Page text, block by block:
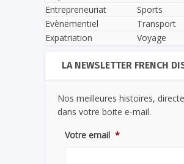
Entrepreneuriat
Evènementiel
Expatriation
Sports
Transport
Voyage
LA NEWSLETTER FRENCH
Nos meilleures histoires,
dans votre boite e-mail.
Votre email *